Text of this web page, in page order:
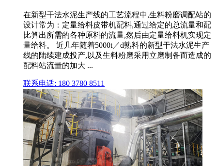
在新型干法水泥生产线的工艺流程中,生料粉磨调配站的
设计常为：定量给料皮带机配料,通过给定的总流量和配
比算出所需的各种原料的流量,然后由定量给料机实现定
量给料。 近几年随着5000t／d熟料的新型干法水泥生产
线的陆续建成投产,以及生料粉磨采用立磨制备而造成的
配料站流量的加大 ...
联系电话: 180 3780 8511